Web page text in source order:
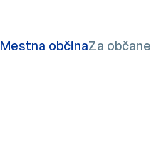
Mestna občinaZa občane